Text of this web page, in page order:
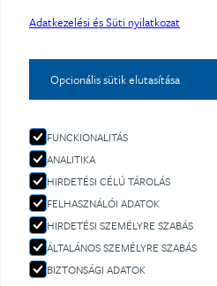
Adatkezelési és Süti nyilatkozat
Opcionális sütik elutasítása
FUNCKIONALITÁS
ANALITIKA
HIRDETÉSI CÉLÚ TÁROLÁS
FELHASZNÁLÓI ADATOK
HIRDETÉSI SZEMÉLYRE SZABÁS
ÁLTALÁNOS SZEMÉLYRE SZABÁS
BIZTONSÁGI ADATOK